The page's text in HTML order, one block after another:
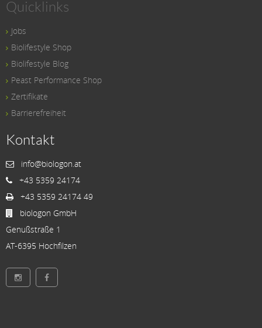
Quicklinks
Jobs
Biolifestyle Shop
Biolifestyle Blog
Peast Performance Shop
Zertifikate
Barrierefreiheit
Kontakt
info@biologon.at
+43 5359 24174
+43 5359 24174 49
biologon GmbH
Genußstraße 1
AT-6395 Hochfilzen